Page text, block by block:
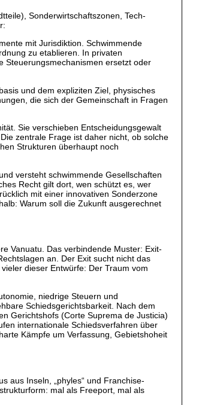
Sonderwirtschaftszonen, Tech-
mit Jurisdiktion. Schwimmende
zu etablieren. In privaten
Steuerungsmechanismen ersetzt oder
und dem expliziten Ziel, physisches
die sich der Gemeinschaft in Fragen
Sie verschieben Entscheidungsgewalt
zentrale Frage ist daher nicht, ob solche
Strukturen überhaupt noch
versteht schwimmende Gesellschaften
Recht gilt dort, wen schützt es, wer
mit einer innovativen Sonderzone
Warum soll die Zukunft ausgerechnet
Vanuatu. Das verbindende Muster: Exit-
an. Der Exit sucht nicht das
dieser Entwürfe: Der Traum vom
niedrige Steuern und
Schiedsgerichtsbarkeit. Nach dem
Gerichtshofs (Corte Suprema de Justicia)
internationale Schiedsverfahren über
Kämpfe um Verfassung, Gebietshoheit
aus Inseln, „phyles“ und Franchise-
mal als Freeport, mal als